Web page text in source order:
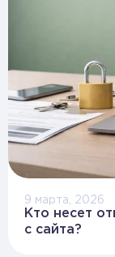
9 марта, 2026
Кто несет
с сайта?